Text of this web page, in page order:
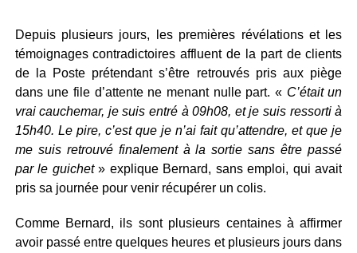
Depuis plusieurs jours, les premières révélations et les
témoignages contradictoires affluent de la part de clients
de la Poste prétendant s’être retrouvés pris aux piège
dans une file d’attente ne menant nulle part. « C’était un
vrai cauchemar, je suis entré à 09h08, et je suis ressorti à
15h40. Le pire, c’est que je n’ai fait qu’attendre, et que je
me suis retrouvé finalement à la sortie sans être passé
par le guichet» explique Bernard, sans emploi, qui avait
pris sa journée pour venir récupérer un colis.
Comme Bernard, ils sont plusieurs centaines à affirmer
avoir passé entre quelques heures et plusieurs jours dans